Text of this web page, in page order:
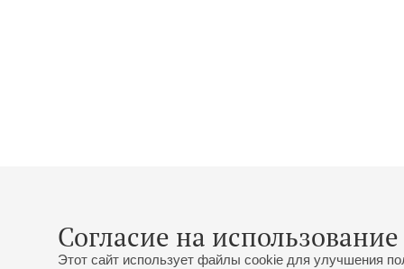
Согласие на
Этот сайт использует файлы cookie для улучшения